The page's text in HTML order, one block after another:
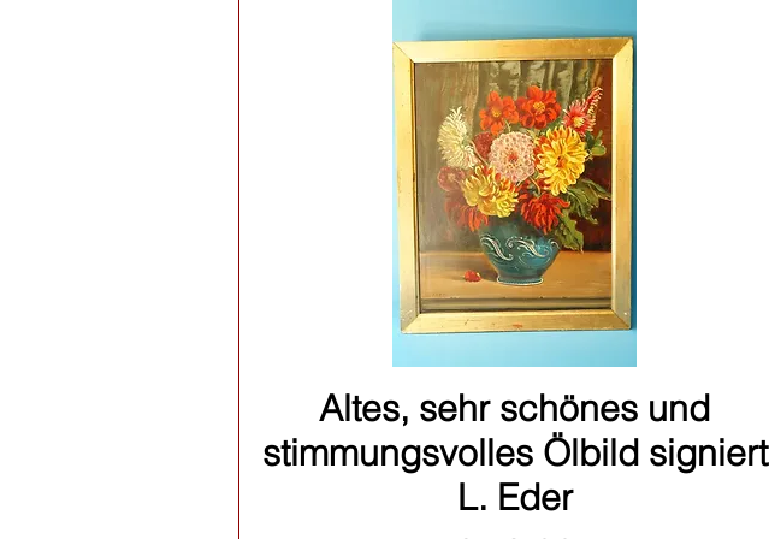
Schnellansicht
Altes, sehr schönes und
stimmungsvolles Ölbild signiert
L. Eder